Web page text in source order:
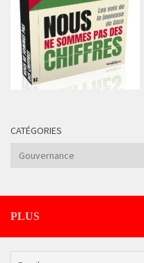
CATÉGORIES
Catégories
PLUS